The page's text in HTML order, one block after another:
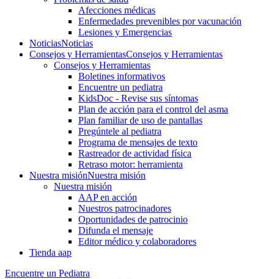
Afecciones médicas
Enfermedades prevenibles por vacunación
Lesiones y Emergencias
NoticiasNoticias
Consejos y HerramientasConsejos y Herramientas
Consejos y Herramientas
Boletines informativos
Encuentre un pediatra
KidsDoc - Revise sus síntomas
Plan de acción para el control del asma
Plan familiar de uso de pantallas
Pregúntele al pediatra
Programa de mensajes de texto
Rastre​​ador de activida​d física
Retraso motor: herramienta
Nuestra misiónNuestra misión
Nuestra misión
AAP en acción
Nuestros patrocinadores
Oportunidades de patrocinio
Difunda el mensaje
Editor médico y colaboradores
Tienda aap
Encuentre un Pediatra